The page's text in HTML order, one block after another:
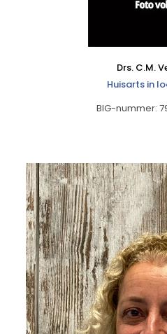
Drs. C.M.
Huisarts in
BIG-nummer: